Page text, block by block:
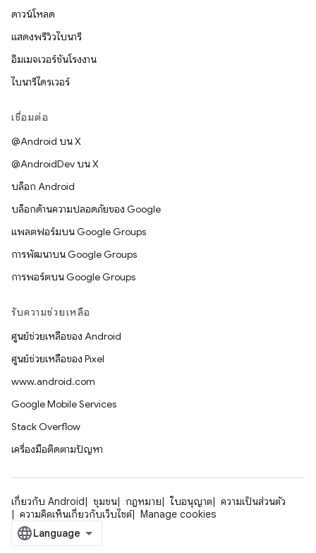
ดาวน์โหลด
แสดงพรีวิวไบนารี
อิมเมจเวอร์ชันโรงงาน
ไบนารีไดรเวอร์
เชื่อมต่อ
@Android บน X
@AndroidDev บน X
บล็อก Android
บล็อกด้านความปลอดภัยของ Google
แพลตฟอร์มบน Google Groups
การพัฒนาบน Google Groups
การพอร์ตบน Google Groups
รับความช่วยเหลือ
ศูนย์ช่วยเหลือของ Android
ศูนย์ช่วยเหลือของ Pixel
www.android.com
Google Mobile Services
Stack Overflow
เครื่องมือติดตามปัญหา
เกี่ยวกับ Android ชุมชน กฎหมาย ใบอนุญาต
ความเป็นส่วนตัว
ความคิดเห็นเกี่ยวกับเว็บไซต์
Manage cookies